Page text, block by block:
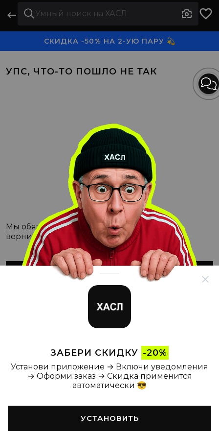
ЗАБЕРИ СКИДКУ -20%
Установи приложение → Включи уведомления
→ Оформи заказ → Скидка применится
автоматически 😎
УСТАНОВИТЬ
СКИДКА -50% НА 2-УЮ ПАРУ 💫
УПС, ЧТО-ТО ПОШЛО НЕ ТАК
Мы обязательно с этим разберёмся, а пока
вернитесь на Главную
ВЕРНУТЬСЯ НА ГЛАВНУЮ
Главная Каталог Корзина Новости Профиль